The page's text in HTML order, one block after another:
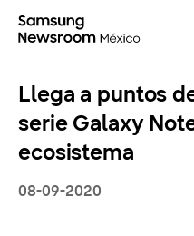
Llega a puntos
serie Galaxy
ecosistema
08-09-2020